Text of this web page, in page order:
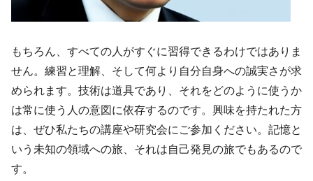
もちろん、すべての人がすぐに習得できるわけではありま
せん。練習と理解、そして何より自分自身への誠実さが求
められます。技術は道具であり、それをどのように使うか
は常に使う人の意図に依存するのです。興味を持たれた方
は、ぜひ私たちの講座や研究会にご参加ください。記憶と
いう未知の領域への旅、それは自己発見の旅でもあるので
す。